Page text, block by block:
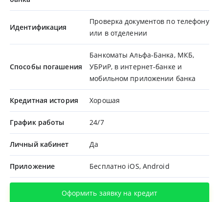
Идентификация
Проверка документов по телефону
или в отделении
Способы погашения
Банкоматы Альфа-Банка, МКБ,
УБРиР, в интернет-банке и
мобильном приложении банка
Кредитная история Хорошая
График работы 24/7
Личный кабинет Да
Приложение Бесплатно iOS, Android
Оформить заявку на кредит